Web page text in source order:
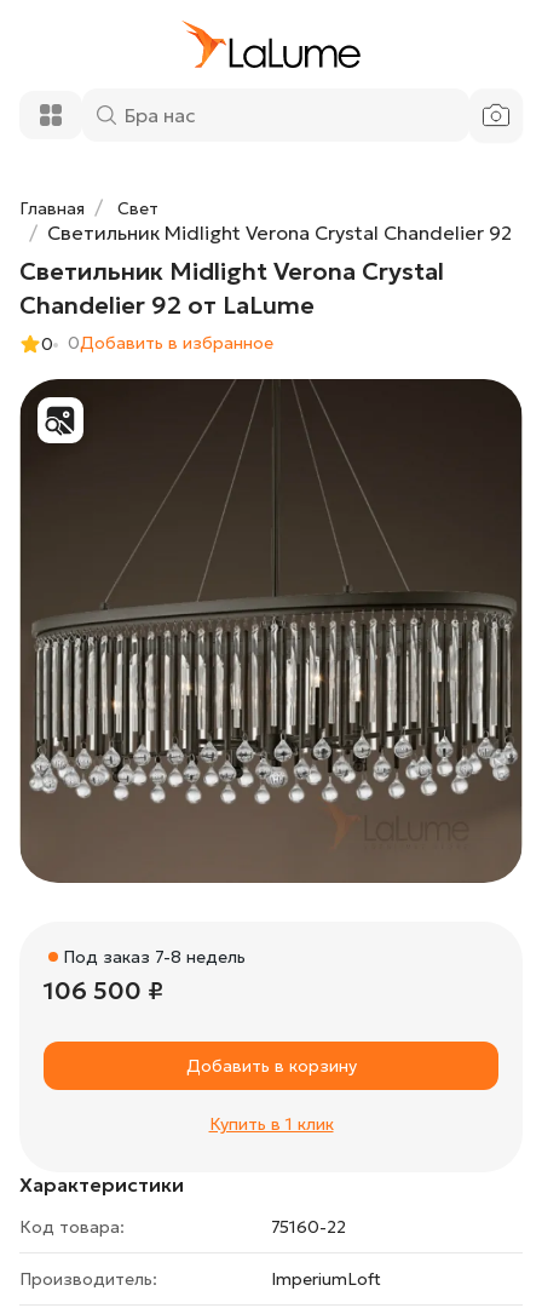
Главная Свет
Светильник Midlight Verona Crystal Chandelier 92
Светильник Midlight Verona Crystal
Chandelier 92 от LaLume
0 0Добавить в избранное
Характеристики
Код товара: 75160-22
Производитель: ImperiumLoft
Под заказ 7-8 недель
106 500 ₽
Добавить в корзину
Купить в 1 клик
Chandelier 92 от LaLume